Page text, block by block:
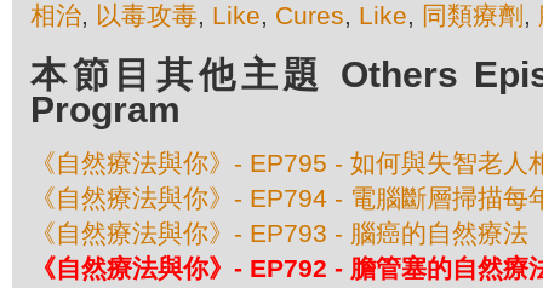
相治, 以毒攻毒, Like, Cures, Like, 同類療劑 ,
本節目其他主題 Others
Program
《自然療法與你》- EP795 - 如何與失智老人
《自然療法與你》- EP794 - 電腦斷層掃描每
《自然療法與你》- EP793 - 腦癌的自然療法
《自然療法與你》- EP792 - 膽管塞的自然療